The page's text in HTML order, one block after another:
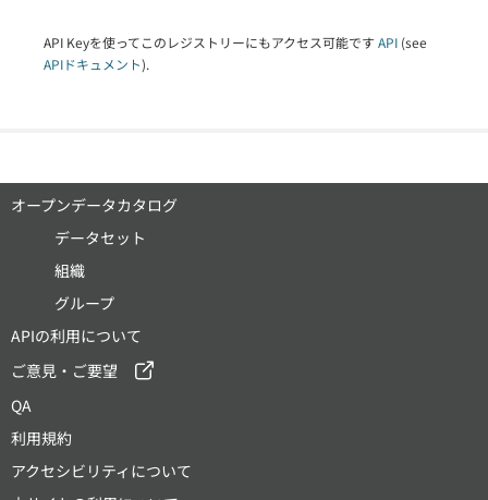
API Keyを使ってこのレジストリーにもアクセス可能です API (see
APIドキュメント).
オープンデータカタログ
データセット
組織
グループ
APIの利用について
ご意見・ご要望
QA
利用規約
アクセシビリティについて